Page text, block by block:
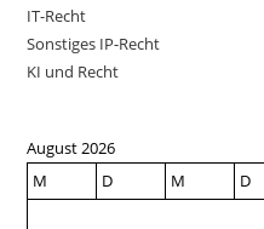
IT-Recht
Sonstiges IP-Recht
KI und Recht
August 2026
M
D M D